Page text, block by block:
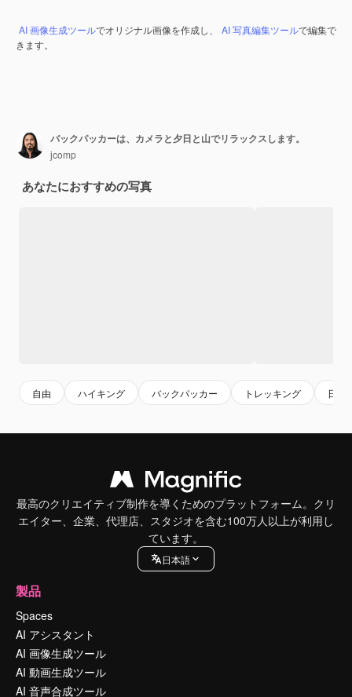
AI 画像生成ツールでオリジナル画像を作成し、 AI 写真編集ツールで編集で
きます。
バックパッカーは、カメラと夕日と山でリラックスします。
jcomp
あなたにおすすめの写真
自由 ハイキング バックパッカー トレッキング 日没
最高のクリエイティブ制作を導くためのプラットフォーム。クリ
エイター、企業、代理店、スタジオを含む100万人以上が利用し
ています。
日本語
製品
Spaces
AI アシスタント
AI 画像生成ツール
AI 動画生成ツール
AI 音声合成ツール